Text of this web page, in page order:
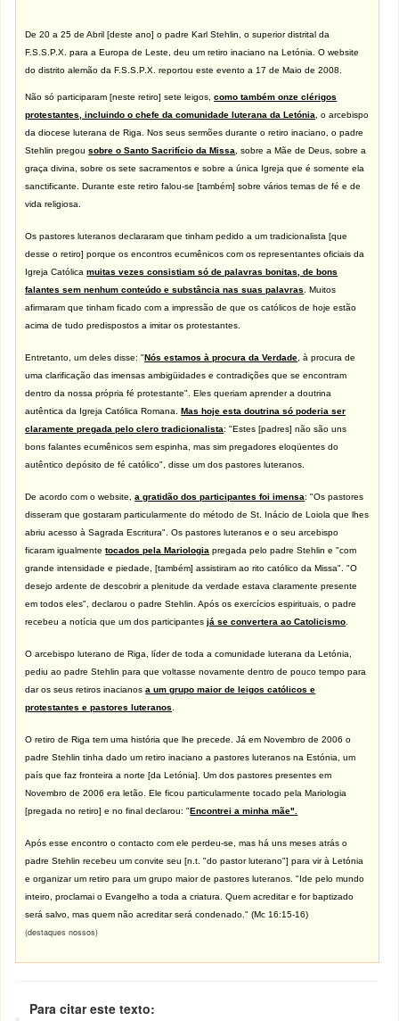
De20 a 25 de Abril [deste ano] o padre Karl Stehlin, o superior distrital da
F.S.S.P.X. para a Europa de Leste, deu um retiro inaciano na Letónia. O website
do distrito alemão da F.S.S.P.X.reportou este evento a 17 de Maio de 2008
Não só participaram [neste retiro] sete leigos,como também onze clérigos
protestantes, incluindo o chefe da comunidade luterana da Letónia
, o arcebispo
da diocese luterana de Riga. Nos seus sermões durante o retiro inaciano, o padre
Stehlin pregousobre o Santo Sacrifício da Missa
, sobre a Mãe de Deus, sobre a
graça divina, sobre os sete sacramentos e sobre a única Igreja que é somente ela
sanctificante. Durante este retiro falou-se [também] sobre vários temas de fé e de
vida religiosa.
Os pastores luteranos declararam que tinham pedido a um tradicionalista [que
desse o retiro] porque os encontros ecumênicos com os representantes oficiais da
Igreja Católicamuitas vezes consistiam só de palavras bonitas, de bons
falantes sem nenhum conteúdo e substância nas suas palavras
. Muitos
afirmaram que tinham ficado com a impressão de que os católicos de hoje estão
acima de tudo predispostos a imitar os protestantes.
Entretanto, um deles disse: "Nós estamos à procura da Verdade , à procura de
uma clarificação das imensas ambigüidades e contradições que se encontram
dentro da nossa própria fé protestante" . Eles queriam aprender a doutrina
autêntica da Igreja Católica Romana.Mas hoje esta doutrina só poderia ser
claramente pregada pelo clero tradicionalista: "Estes [padres] não são uns
bons falantes ecumênicos sem espinha, mas sim pregadores eloqüentes do
autêntico depósito de fé católico", disse um dos pastores luteranos.
De acordo com o website,a gratidão dos participantes foi imensa: "Os pastores
disseram que gostaram particularmente do método de St. Inácio de Loiola que lhes
abriu acesso à Sagrada Escritura". Os pastores luteranos e o seu arcebispo
ficaram igualmentetocados pela Mariologia pregada pelo padre Stehlin e "com
grande intensidade e piedade, [também] assistiram ao rito católico da Missa". "O
desejo ardente de descobrir a plenitude da verdade estava claramente presente
em todos eles", declarou o padre Stehlin. Após os exercícios espirituais, o padre
recebeu a notícia que um dos participantesjá se convertera ao Catolicismo
O arcebispo luterano de Riga, líder de toda a comunidade luterana da Letónia,
pediu ao padre Stehlin para que voltasse novamente dentro de pouco tempo para
dar os seus retiros inacianosa um grupo maior de leigos católicos e
protestantes e pastores luteranos
O retiro de Riga tem uma história que lhe precede. Já em Novembro de 2006 o
padre Stehlin tinha dado um retiro inaciano a pastores luteranos na Estónia, um
país que faz fronteira a norte [da Letónia]. Um dos pastores presentes em
Novembro de 2006 era letão. Ele ficou particularmente tocado pela Mariologia
[pregada no retiro] e no final declarou: "Encontrei a minha mãe".
Após esse encontro o contacto com ele perdeu-se, mas há uns meses atrás o
padre Stehlin recebeu um convite seu [n.t. "do pastor luterano"] para vir à Letónia
e organizar um retiro para um grupo maior de pastores luteranos. "Ide pelo mundo
inteiro, proclamai o Evangelho a toda a criatura. Quem acreditar e for baptizado
será salvo, mas quem não acreditar será condenado." (Mc 16:15-16)
(destaques nossos)
Para citar este texto: